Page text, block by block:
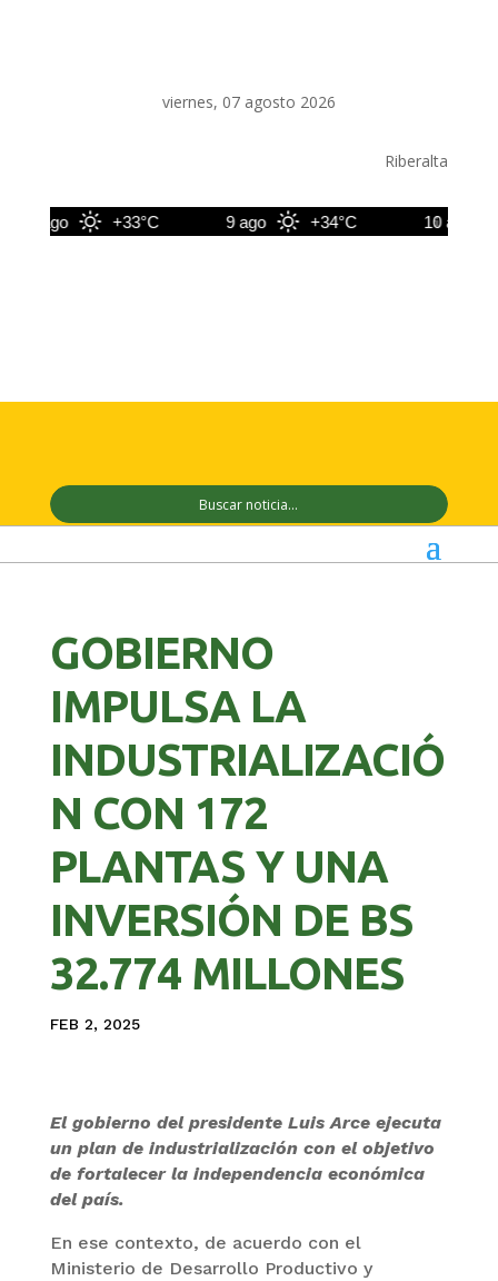
viernes, 07 agosto 2026
Riberalta
+33°C 9 ago +34°C 10 ago
GOBIERNO
IMPULSA LA
INDUSTRIALIZACIÓ
N CON 172
PLANTAS Y UNA
INVERSIÓN DE BS
32.774 MILLONES
FEB 2, 2025
El gobierno del presidente Luis Arce ejecuta
un plan de industrialización con el objetivo
de fortalecer la independencia económica
del país.
En ese contexto, de acuerdo con el
Ministerio de Desarrollo Productivo y